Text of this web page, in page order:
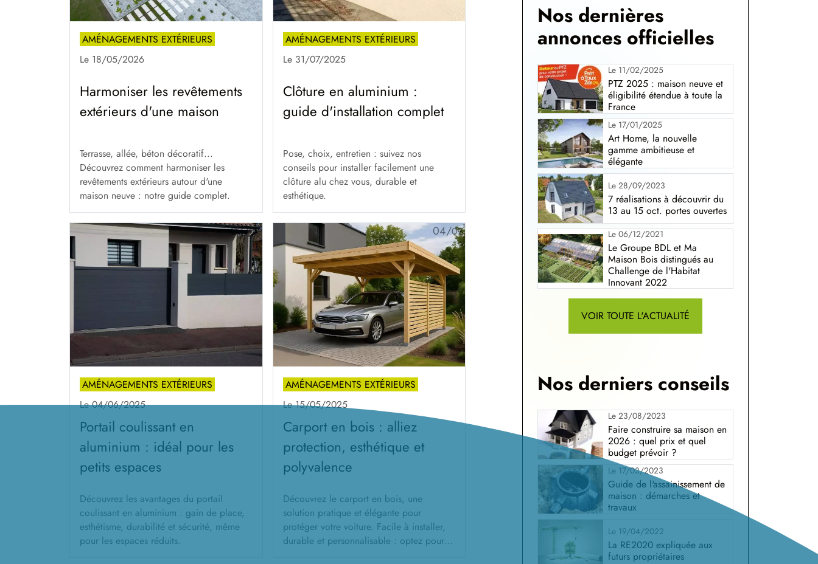
AMÉNAGEMENTS EXTÉRIEURS
Le 18/05/2026
Harmoniser les revêtements
extérieurs d'une maison
Terrasse, allée, béton décoratif...
Découvrez comment harmoniser les
revêtements extérieurs autour d'une
maison neuve : notre guide complet.
AMÉNAGEMENTS EXTÉRIEURS
Le 31/07/2025
Clôture en aluminium :
guide d'installation complet
Pose, choix, entretien : suivez nos
conseils pour installer facilement une
clôture alu chez vous, durable et
esthétique.
03/09
AMÉNAGEMENTS EXTÉRIEURS
Le 04/06/2025
Portail coulissant en
aluminium : idéal pour les
petits espaces
Découvrez les avantages du portail
coulissant en aluminium : gain de place,
esthétisme, durabilité et sécurité, même
pour les espaces réduits.
04/09
AMÉNAGEMENTS EXTÉRIEURS
Le 15/05/2025
Carport en bois : alliez
protection, esthétique et
polyvalence
Découvrez le carport en bois, une
solution pratique et élégante pour
protéger votre voiture. Facile à installer,
durable et personnalisable : optez pour
Nos dernières
annonces officielles
Le 11/02/2025
PTZ 2025 : maison neuve et
éligibilité étendue à toute la
France
Le 17/01/2025
Art Home, la nouvelle
gamme ambitieuse et
élégante
Le 28/09/2023
7 réalisations à découvrir du
13 au 15 oct. portes ouvertes
Le 06/12/2021
Le Groupe BDL et Ma
Maison Bois distingués au
Challenge de l'Habitat
Innovant 2022
VOIR TOUTE L'ACTUALITÉ
Nos derniers conseils
Le 23/08/2023
Faire construire sa maison en
2026 : quel prix et quel
budget prévoir ?
Le 17/03/2023
Guide de l'assainissement de
maison : démarches et
travaux
Le 19/04/2022
La RE2020 expliquée aux
futurs propriétaires